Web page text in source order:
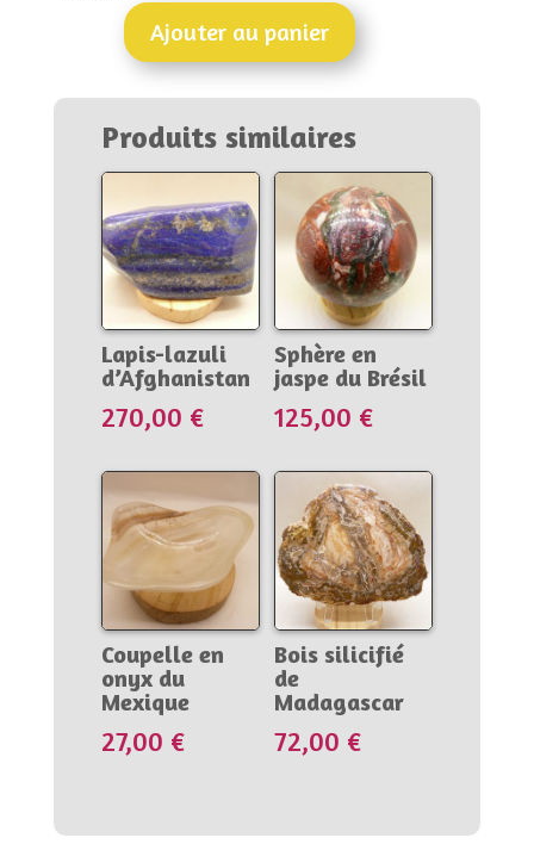
Poisson
malachite
Ajouter au panier
Produits similaires
Lapis-lazuli
d’Afghanistan
270,00 €
Sphère en
jaspe du Brésil
125,00 €
Coupelle en
onyx du
Mexique
27,00 €
Bois silicifié
de
Madagascar
72,00 €